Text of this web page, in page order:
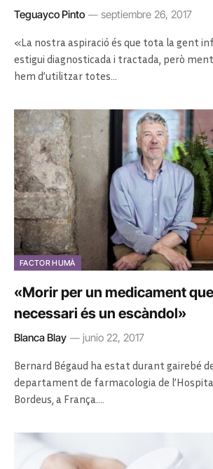
Teguayco Pinto septiembre 26, 2017
«La nostra aspiració és que tota la gent
estigui diagnosticada i tractada, però
hem d’utilitzar totes…
FACTOR HUMÀ
«Morir per un medicament
necessari és un escàndol»
Blanca Blay junio 22, 2017
Bernard Bégaud ha estat durant gairebé
departament de farmacologia de
Bordeus, a França.…